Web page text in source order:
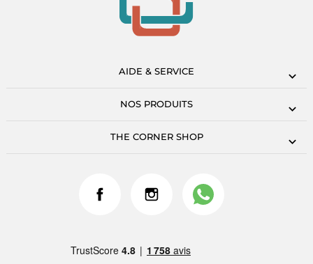
AIDE & SERVICE
NOS PRODUITS
THE CORNER SHOP